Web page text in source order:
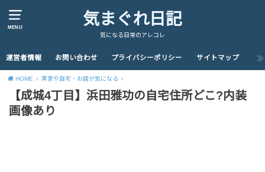
MENU 気まぐれ日記
気になる日常のアレコレ
運営者情報 お問い合わせ プライバシーポリシー サイトマップ
HOME 実家や自宅・お店が気になる
【成城4丁目】浜田雅功の自宅住所どこ?内装
画像あり